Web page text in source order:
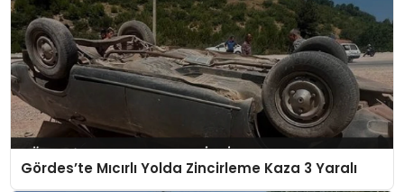
Gördes’te Mıcırlı Yolda Zincirleme Kaza 3 Yaralı